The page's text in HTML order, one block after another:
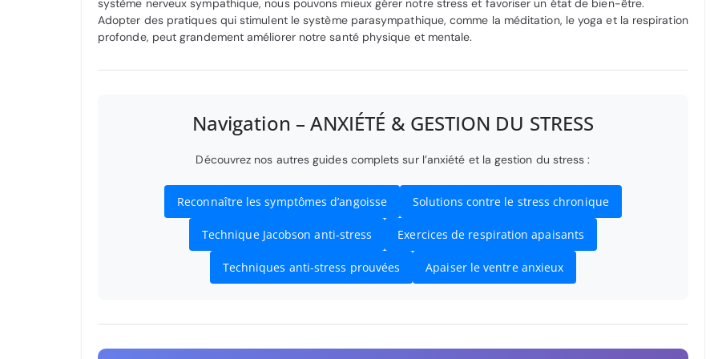
système nerveux sympathique, nous pouvons mieux gérer notre stress et favoriser un état de bien-être.
Adopter des pratiques qui stimulent le système parasympathique, comme la méditation, le yoga et la respiration
profonde, peut grandement améliorer notre santé physique et mentale.
Navigation – ANXIÉTÉ & GESTION DU STRESS
Découvrez nos autres guides complets sur l’anxiété et la gestion du stress :
Reconnaître les symptômes d’angoisse Solutions contre le stress chronique
Technique Jacobson anti-stress Exercices de respiration apaisants
Techniques anti-stress prouvées Apaiser le ventre anxieux